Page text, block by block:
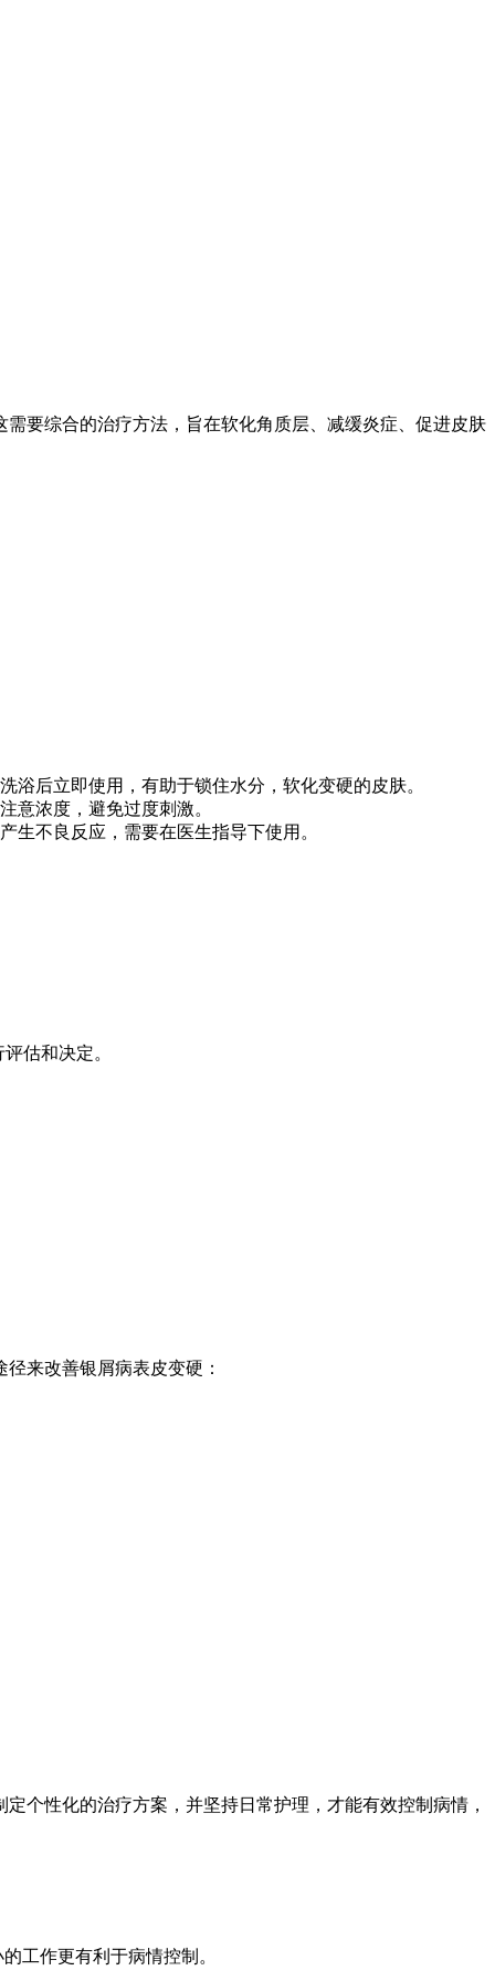
要综合的治疗方法，旨在软化角质层、减缓炎症、促进皮肤
后立即使用，有助于锁住水分，软化变硬的皮肤。
意浓度，避免过度刺激。
生不良反应，需要在医生指导下使用。
估和决定。
来改善银屑病表皮变硬：
个性化的治疗方案，并坚持日常护理，才能有效控制病情，
工作更有利于病情控制。